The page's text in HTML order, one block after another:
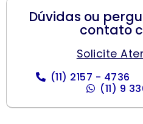
Dúvidas ou
contato
Solicite
(11) 2157 - 4736
(11) 9